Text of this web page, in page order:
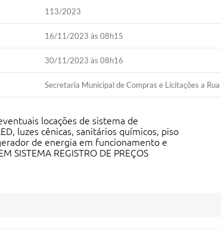
113/2023
16/11/2023 às 08h15
30/11/2023 às 08h16
Secretaria Municipal de Compras e Licitações a
locações de sistema de
luzes cênicas, sanitários químicos, piso
de energia em funcionamento e
SISTEMA REGISTRO DE PREÇOS